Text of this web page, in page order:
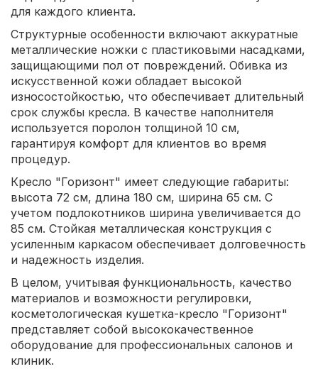
для каждого клиента.
Структурные особенности включают аккуратные
металлические ножки с пластиковыми насадками,
защищающими пол от повреждений. Обивка из
искусственной кожи обладает высокой
износостойкостью, что обеспечивает длительный
срок службы кресла. В качестве наполнителя
используется поролон толщиной 10 см,
гарантируя комфорт для клиентов во время
процедур.
Кресло "Горизонт" имеет следующие габариты:
высота 72 см, длина 180 см, ширина 65 см. С
учетом подлокотников ширина увеличивается до
85 см. Стойкая металлическая конструкция с
усиленным каркасом обеспечивает долговечность
и надежность изделия.
В целом, учитывая функциональность, качество
материалов и возможности регулировки,
косметологическая кушетка-кресло "Горизонт"
представляет собой высококачественное
оборудование для профессиональных салонов и
клиник.